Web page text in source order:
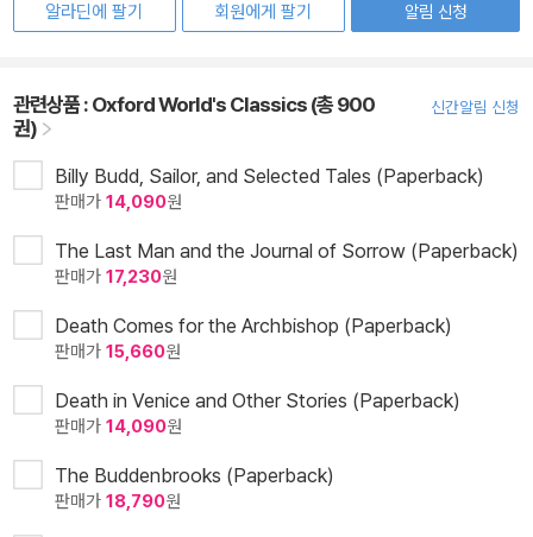
알라딘에 팔기
회원에게 팔기
알림 신청
관련상품 :Oxford World's Classics (총 900
권)
신간알림 신청
Billy Budd, Sailor, and Selected Tales (Paperback)
판매가 14,090원
The Last Man and the Journal of Sorrow (Paperback)
판매가 17,230원
Death Comes for the Archbishop (Paperback)
판매가 15,660원
Death in Venice and Other Stories (Paperback)
판매가 14,090원
The Buddenbrooks (Paperback)
판매가 18,790원